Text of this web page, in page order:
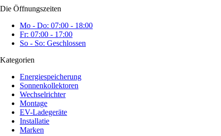
Die Öffnungszeiten
Mo - Do: 07:00 - 18:00
Fr: 07:00 - 17:00
So - So: Geschlossen
Kategorien
Energiespeicherung
Sonnenkollektoren
Wechselrichter
Montage
EV-Ladegeräte
Installatie
Marken